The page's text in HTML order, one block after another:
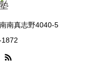
南真志野4040-5